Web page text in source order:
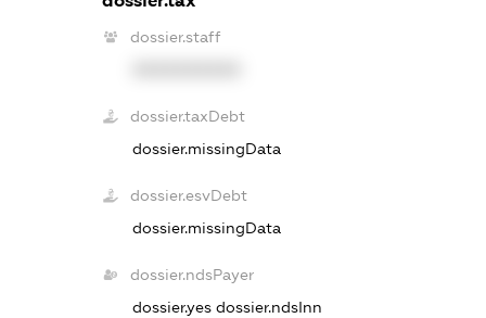
dossier.staff
dossier.taxDebt
dossier.missingData
dossier.esvDebt
dossier.missingData
dossier.ndsPayer
dossier.yesdossier.ndsInn